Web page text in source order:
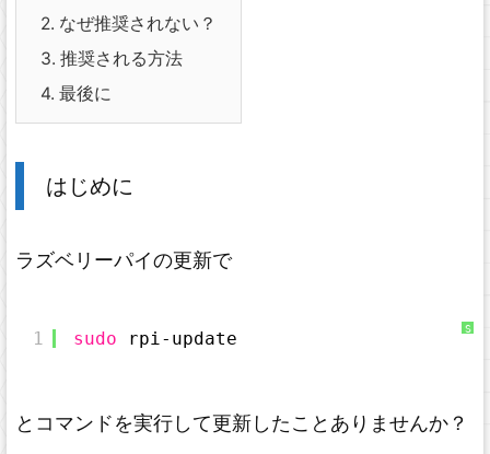
2. なぜ推奨されない？
3. 推奨される方法
4. 最後に
はじめに
ラズベリーパイの更新で
S
1 sudo rpi-update
とコマンドを実行して更新したことありませんか？